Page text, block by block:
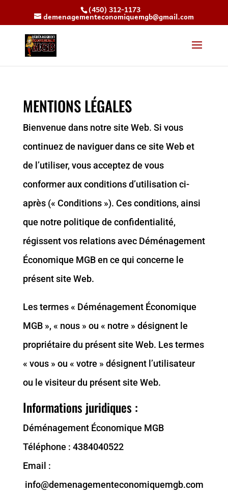
(450) 312-1173
demenagementeconomiquemgb@gmail.com
MENTIONS LÉGALES
Bienvenue dans notre site Web. Si vous
continuez de naviguer dans ce site Web et
de l’utiliser, vous acceptez de vous
conformer aux conditions d’utilisation ci-
après (« Conditions »). Ces conditions, ainsi
que notre politique de confidentialité,
régissent vos relations avec Déménagement
Économique MGB en ce qui concerne le
présent site Web.
Les termes « Déménagement Économique
MGB », « nous » ou « notre » désignent le
propriétaire du présent site Web. Les termes
« vous » ou « votre » désignent l’utilisateur
ou le visiteur du présent site Web.
Informations juridiques :
Déménagement Économique MGB
Téléphone : 4384040522
Email :
info@demenagementeconomiquemgb.com